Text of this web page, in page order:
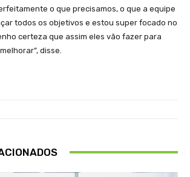
o que precisamos, o que a equipe
todos os objetivos e estou super focado no
certeza que assim eles vão fazer para
disse.